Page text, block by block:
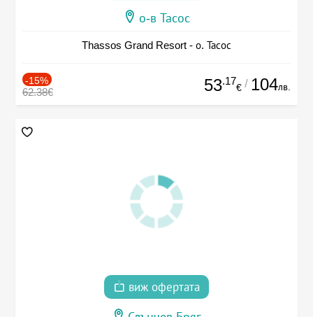
о-в Тасос
Thassos Grand Resort - о. Тасос
-15%
62.38€ 53.17
€ / 104лв.
виж офертата